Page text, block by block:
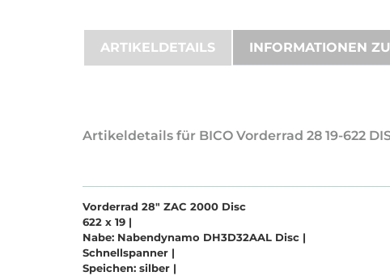
ARTIKELDETAILS INFORMATIONEN
Artikeldetails für BICO Vorderrad 28 19-622
Vorderrad 28" ZAC 2000 Disc
622 x 19 |
Nabe: Nabendynamo DH3D32AAL Disc |
Schnellspanner |
Speichen: silber |